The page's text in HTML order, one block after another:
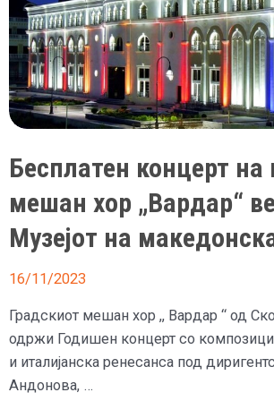
Бесплатен концерт на
мешан хор „Вардар“
Музејот на
16/11/2023
Градскиот мешан хор ,, Вардар “ од
одржи Годишен концерт со
и италијанска ренесанса под
Андонова, …